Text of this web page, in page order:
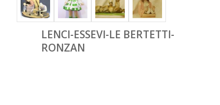
LENCI-ESSEVI-LE BERTETTI-
RONZAN